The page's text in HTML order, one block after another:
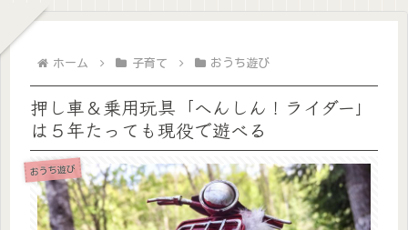
ホーム 子育て おうち遊び
押し車＆乗用玩具「へんしん！ライダー」
は５年たっても現役で遊べる
おうち遊び